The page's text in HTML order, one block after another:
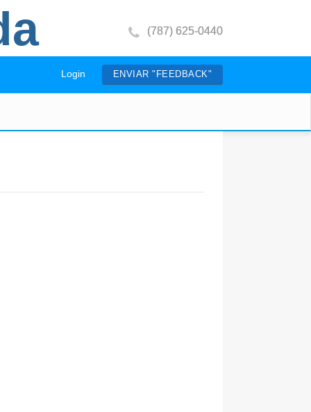
(787) 625-0440
Login ENVIAR "FEEDBACK"